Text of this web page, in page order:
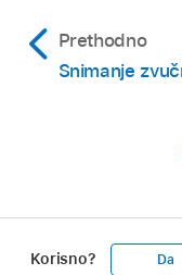
slajdova”.
Za
prijeđete na
Prethodno
Snimanje
Korisno? Da